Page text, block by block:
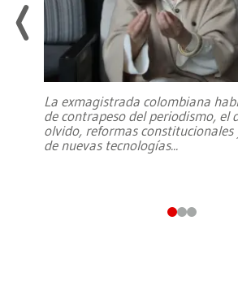
La exmagistrada colombiana
de contrapeso del periodismo, el
olvido, reformas constitucionales
de nuevas tecnologías...